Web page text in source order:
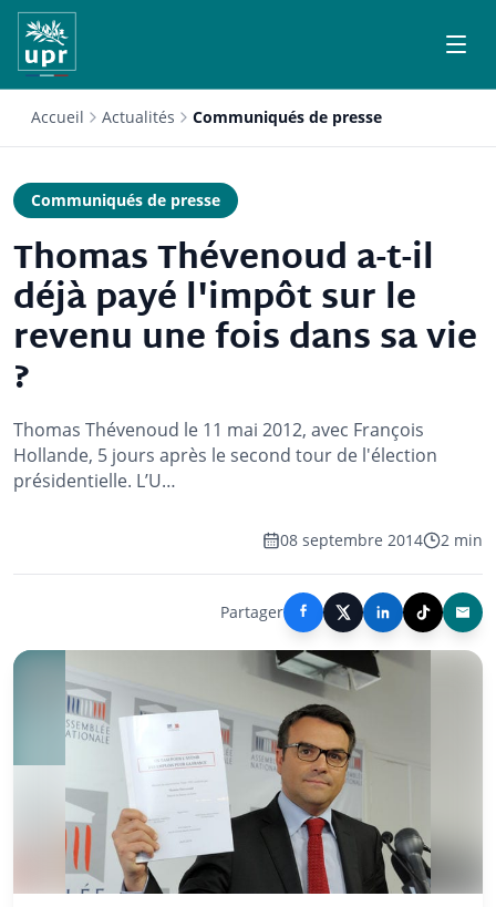
Accueil Actualités Communiqués de presse
Communiqués de presse
Thomas Thévenoud a-t-il
déjà payé l'impôt sur le
revenu une fois dans sa vie
?
Thomas Thévenoud le 11 mai 2012, avec François
Hollande, 5 jours après le second tour de l'élection
présidentielle. L’U…
08 septembre 2014 2 min
Partager